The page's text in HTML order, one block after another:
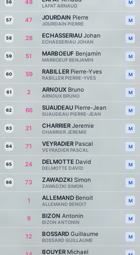
56 48
LAFAT ARNAUD
M
57 47 JOURDAIN Pierre
JOURDAIN PIERRE
M
58 28 ECHASSERIAU Johan
ECHASSERIAU JOHAN
M
59 51 MARBOEUF Benjamin
MARBOEUF BENJAMIN
M
60 59 RABILLER Pierre-Yves
RABILLER PIERRE-YVES
M
61 2 ARNOUX Bruno
ARNOUX BRUNO
M
62 66 SUAUDEAU Pierre-Jean
SUAUDEAU PIERRE-JEAN
M
63 21 CHARRIER Jeremie
CHARRIER JEREMIE
M
64 71 VEYRADIER Pascal
VEYRADIER PASCAL
M
65 24 DELMOTTE David
DELMOTTE DAVID
M
66 73 ZAWADZKI Simon
ZAWADZKI SIMON
M
1 ALLEMAND Benoit
ALLEMAND BENOIT
M
9 BIZON Antonin
BIZON ANTONIN
M
12 BOSSARD Guillaume
BOSSARD GUILLAUME
M
BOUYER Michael